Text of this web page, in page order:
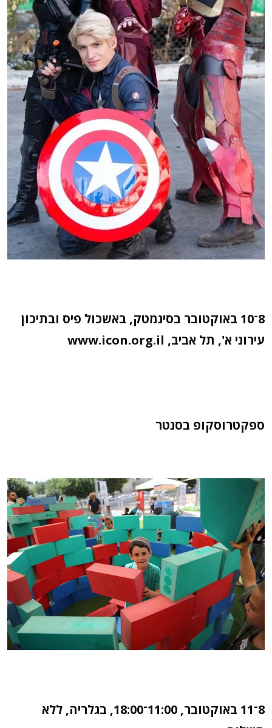
8־10 באוקטובר בסינמטק, באשכול פיס ובתיכון
עירוני א', תל אביב, www.icon.org.il
ספקטרוסקופ בסנטר
8־11 באוקטובר, 11:00־18:00, בגלריה, ללא